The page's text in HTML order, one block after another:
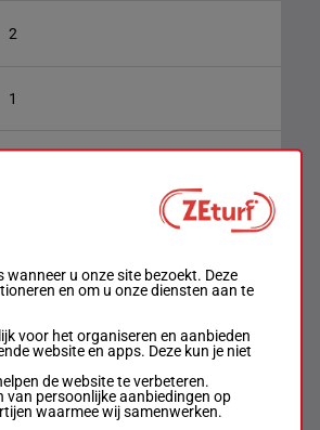
2
1
8
9
12
wanneer u onze site bezoekt. Deze
en om u onze diensten aan te
voor het organiseren en aanbieden
website en apps. Deze kun je niet
de website te verbeteren.
van persoonlijke aanbiedingen op
waarmee wij samenwerken.